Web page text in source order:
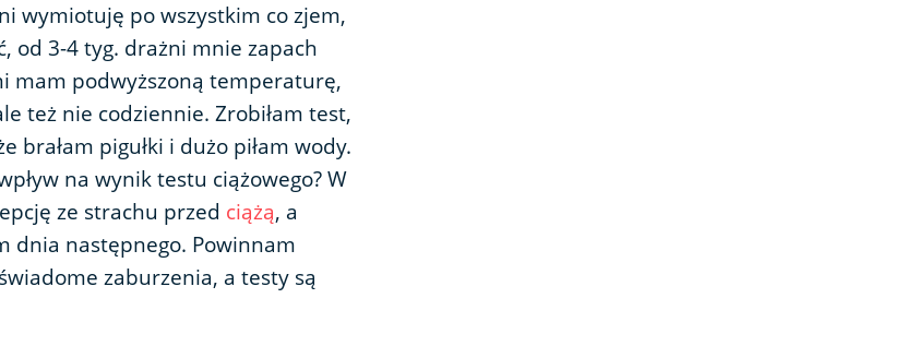
wymiotuję po wszystkim co zjem,
od 3-4 tyg. drażni mnie zapach
mam podwyższoną temperaturę,
też nie codziennie. Zrobiłam test,
brałam pigułki i dużo piłam wody.
na wynik testu ciążowego? W
ze strachu przed ciążą, a
dnia następnego. Powinnam
zaburzenia, a testy są